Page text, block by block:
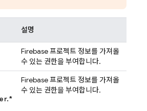
설명
Firebase 프로젝트 정보를 가져올
수 있는 권한을 부여합니다.
Firebase 프로젝트 정보를 가져올
수 있는 권한을 부여합니다.